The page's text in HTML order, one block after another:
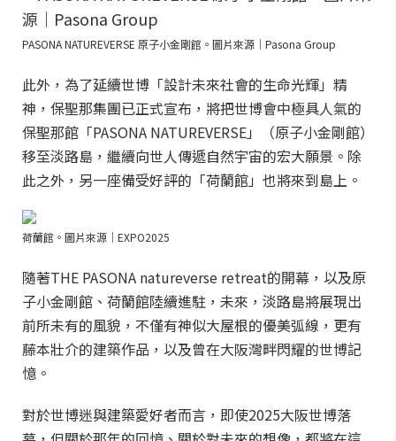
PASONA NATUREVERSE 原子小金剛館。圖片來源｜Pasona Group
此外，為了延續世博「設計未來社會的生命光輝」精
神，保聖那集團已正式宣布，將把世博會中極具人氣的
保聖那館「PASONA NATUREVERSE」（原子小金剛館）
移至淡路島，繼續向世人傳遞自然宇宙的宏大願景。除
此之外，另一座備受好評的「荷蘭館」也將來到島上。
荷蘭館。圖片來源｜EXPO2025
隨著THE PASONA natureverse retreat的開幕，以及原
子小金剛館、荷蘭館陸續進駐，未來，淡路島將展現出
前所未有的風貌，不僅有神似大屋根的優美弧線，更有
藤本壯介的建築作品，以及曾在大阪灣畔閃耀的世博記
憶。
對於世博迷與建築愛好者而言，即使2025大阪世博落